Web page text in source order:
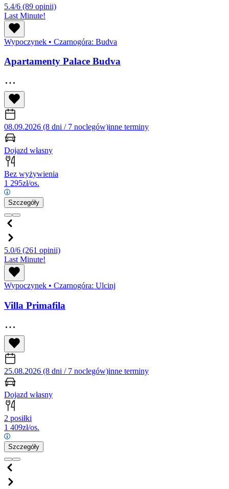
5.4/6 (89 opinii)
Last Minute!
Wypoczynek • Czarnogóra: Budva
Apartamenty Palace Budva
08.09.2026 (8 dni / 7 noclegów)inne terminy
Dojazd własny
Bez wyżywienia
1 295zł/os.
Szczegóły
5.0/6 (261 opinii)
Last Minute!
Wypoczynek • Czarnogóra: Ulcinj
Villa Primafila
25.08.2026 (8 dni / 7 noclegów)inne terminy
Dojazd własny
2 posiłki
1 409zł/os.
Szczegóły